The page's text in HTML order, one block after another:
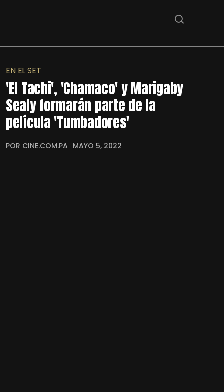
EN EL SET
'El Tachi', 'Chamaco' y Marigaby
Sealy formarán parte de la
película 'Tumbadores'
POR CINE.COM.PA MAYO 5, 2022